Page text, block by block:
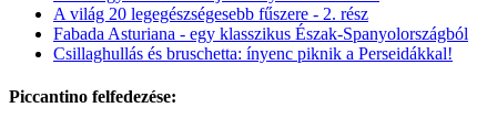
A világ 20 legegészségesebb fűszere - 2. rész
Fabada Asturiana - egy klasszikus Észak-Spanyolországból
Csillaghullás és bruschetta: ínyenc piknik a Perseidákkal!
Piccantino felfedezése: